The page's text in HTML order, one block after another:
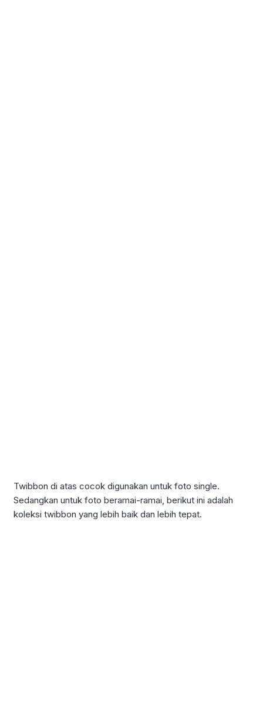
Twibbon di atas cocok digunakan untuk foto single.
Sedangkan untuk foto beramai-ramai, berikut ini adalah
koleksi twibbon yang lebih baik dan lebih tepat.